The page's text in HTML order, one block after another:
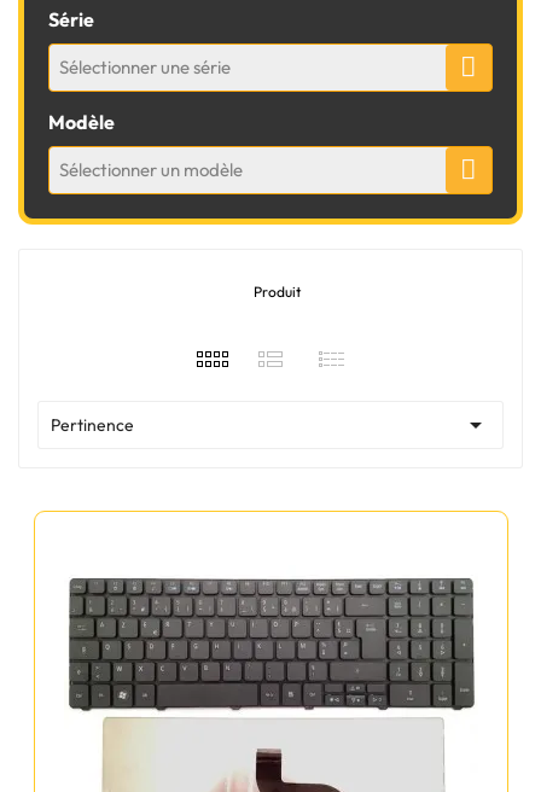
Série
Sélectionner une série
Modèle
Sélectionner un modèle
Produit
Pertinence 